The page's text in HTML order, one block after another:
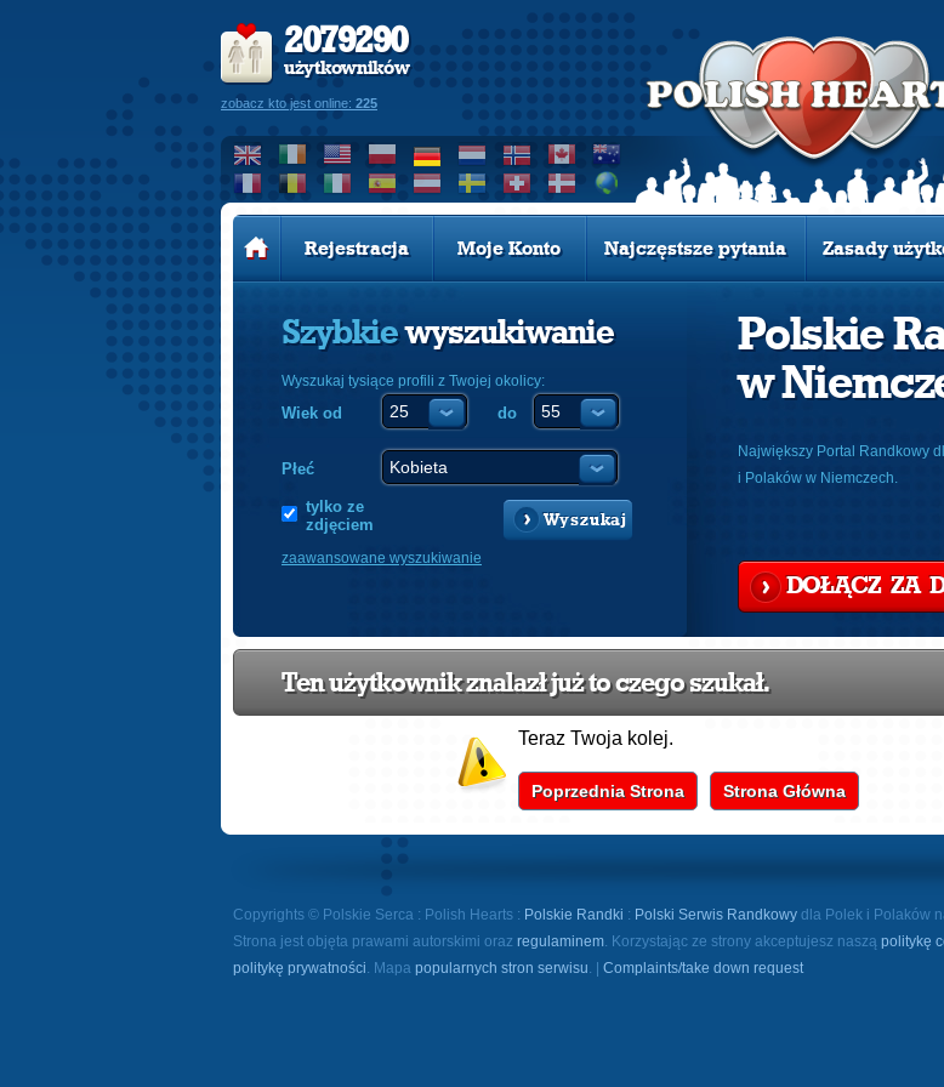
2079290
użytkowników
zobacz kto jest online: 225
Rejestracja Moje Konto Najczęstsze pytania Zasady
Szybkiewyszukiwanie
Wyszukaj tysiące profili z Twojej okolicy:
Wiek od do
Płeć
tylko ze
zdjęciem
Wyszukaj
zaawansowane wyszukiwanie
Polskie
w
Największy Portal Randkowy
i Polaków w Niemczech.
DOŁĄCZ ZA
Ten użytkownik znalazł już to czego szukał.
Teraz Twoja kolej.
Poprzednia Strona Strona Główna
Copyrights © Polskie Serca : Polish Hearts : Polskie Randki : Polski Serwis Randkowy dla Polek i Polaków
Strona jest objęta prawami autorskimi oraz regulaminem. Korzystając ze strony akceptujesz naszą politykę
politykę prywatności. Mapa popularnych stron serwisu. | Complaints/take down request